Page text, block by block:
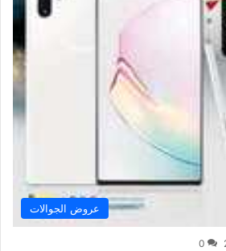
عروض الجوالات
0